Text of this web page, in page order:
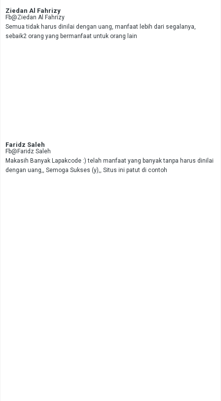
Ziedan Al Fahrizy
Fb@Ziedan Al Fahrizy
Semua tidak harus dinilai dengan uang, manfaat lebih dari segalanya,
sebaik2 orang yang bermanfaat untuk orang lain
Faridz Saleh
Fb@Faridz Saleh
Makasih Banyak Lapakcode :) telah manfaat yang banyak tanpa harus dinilai
dengan uang,, Semoga Sukses (y),, Situs ini patut di contoh